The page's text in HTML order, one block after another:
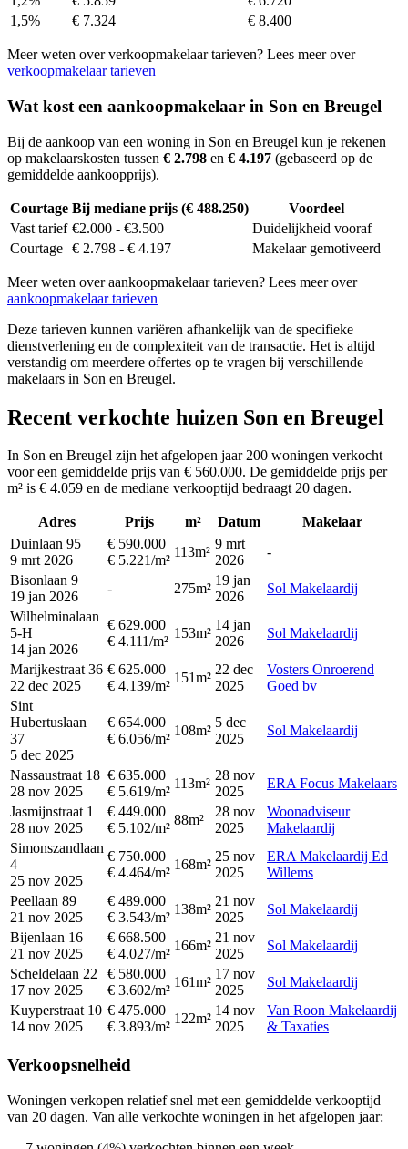
1,5%
€ 7.324 € 8.400
Meer weten over verkoopmakelaar tarieven? Lees meer over
verkoopmakelaar tarieven
Wat kost een aankoopmakelaar in Son en Breugel
Bij de aankoop van een woning in Son en Breugel kun je rekenen
op makelaarskosten tussen € 2.798 en € 4.197 (gebaseerd op de
gemiddelde aankoopprijs).
Courtage Bij mediane prijs (€ 488.250)
Voordeel
Vast tarief €2.000 - €3.500
Duidelijkheid vooraf
Courtage € 2.798 - € 4.197 Makelaar gemotiveerd
Meer weten over aankoopmakelaar tarieven? Lees meer over
aankoopmakelaar tarieven
Deze tarieven kunnen variëren afhankelijk van de specifieke
dienstverlening en de complexiteit van de transactie. Het is altijd
verstandig om meerdere offertes op te vragen bij verschillende
makelaars in Son en Breugel.
Recent verkochte huizen Son en Breugel
In Son en Breugel zijn het afgelopen jaar 200 woningen verkocht
voor een gemiddelde prijs van € 560.000. De gemiddelde prijs per
m² is € 4.059 en de mediane verkooptijd bedraagt 20 dagen.
Adres Prijs m² Datum
Makelaar
Duinlaan 95
9 mrt 2026
€ 590.000
€ 5.221/m²
113m²
9 mrt
2026
-
Bisonlaan 9
19 jan 2026
- 275m²
19 jan
2026
Sol Makelaardij
Wilhelminalaan
5-H
14 jan 2026
€ 629.000
€ 4.111/m²
153m²
14 jan
2026
Sol Makelaardij
Marijkestraat 36
22 dec 2025
€ 625.000
€ 4.139/m²
151m²
22 dec
2025
Vosters Onroerend
Goed bv
Sint
Hubertuslaan
37
5 dec 2025
€ 654.000
€ 6.056/m²
108m²
5 dec
2025
Sol Makelaardij
Nassaustraat 18
28 nov 2025
€ 635.000
€ 5.619/m²
113m²
28 nov
2025
ERA Focus Makelaars
Jasmijnstraat 1
28 nov 2025
€ 449.000
€ 5.102/m²
88m²
28 nov
2025
Woonadviseur
Makelaardij
Simonszandlaan
4
25 nov 2025
€ 750.000
€ 4.464/m²
168m²
25 nov
2025
ERA Makelaardij Ed
Willems
Peellaan 89
21 nov 2025
€ 489.000
€ 3.543/m²
138m²
21 nov
2025
Sol Makelaardij
Bijenlaan 16
21 nov 2025
€ 668.500
€ 4.027/m²
166m²
21 nov
2025
Sol Makelaardij
Scheldelaan 22
17 nov 2025
€ 580.000
€ 3.602/m²
161m²
17 nov
2025
Sol Makelaardij
Kuyperstraat 10
14 nov 2025
€ 475.000
€ 3.893/m²
122m²
14 nov
2025
Van Roon Makelaardij
& Taxaties
Verkoopsnelheid
Woningen verkopen relatief snel met een gemiddelde verkooptijd
van 20 dagen. Van alle verkochte woningen in het afgelopen jaar: